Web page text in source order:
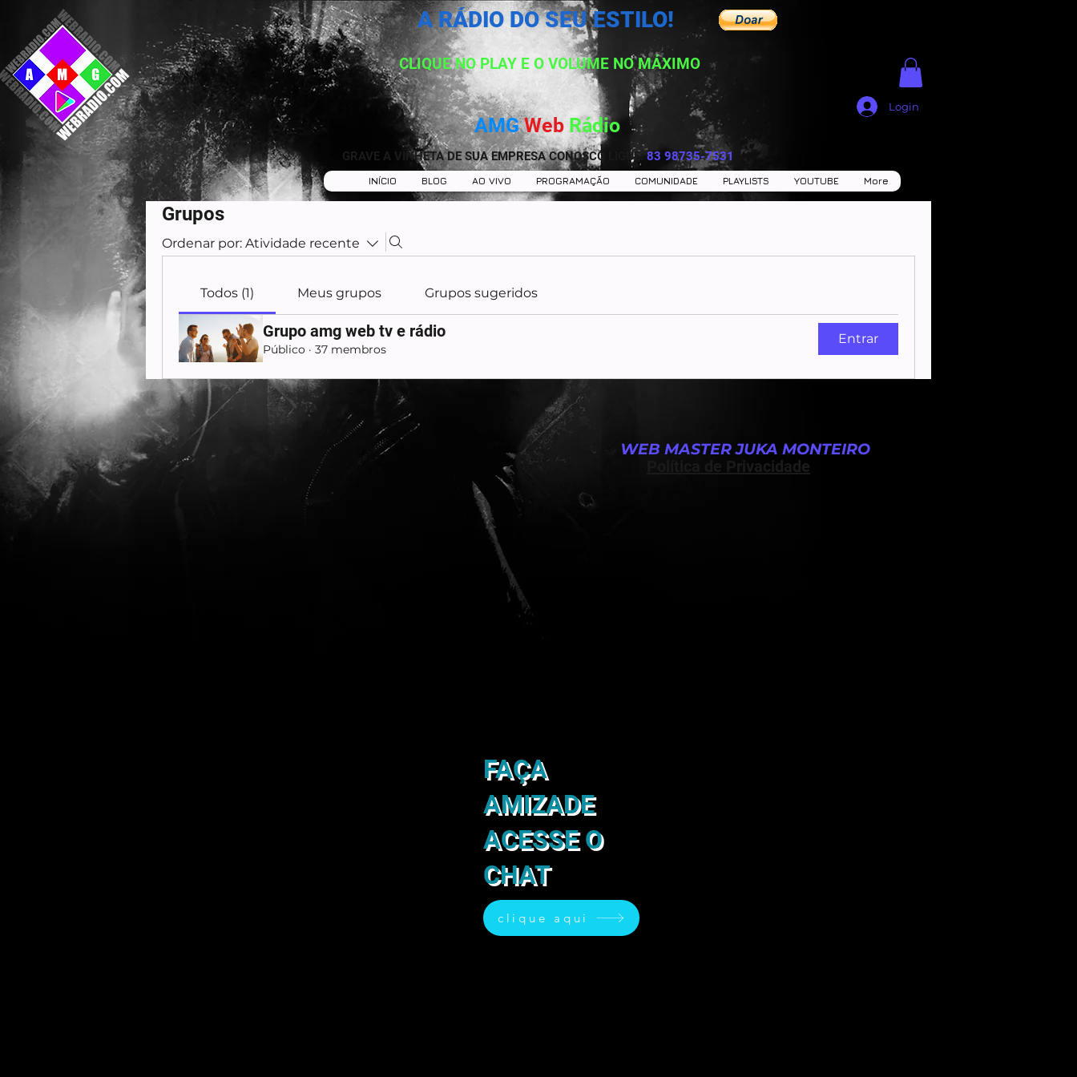
CLIQUE NO PLAY E O VOLUME NO MÁXIMO
AMG Web Rádio
GRAVE A VINHETA DE SUA EMPRESA CONOSCO LIGUE: 83 98735-7531
A RÁDIO DO SEU ESTILO!
Login
INÍCIO BLOG AO VIVO PROGRAMAÇÃO COMUNIDADE PLAYLISTS YOUTUBE More
Grupos
Ordenar por: Atividade recente
Todos (1) Meus grupos Grupos sugeridos
Grupo amg web tv e rádio
Público · 37 membros
Entrar
WEB MASTER JUKA MONTEIRO
Política de Privacidade
FAÇA
AMIZADE
ACESSE O
CHAT
clique aqui